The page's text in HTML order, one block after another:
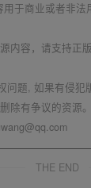
于商业或者非法
内容，请支持正
问题, 如果有侵犯
除有争议的资源。
THE END